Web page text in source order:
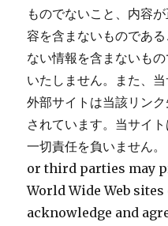
ものでないこと、内容
容を含まないものであ
ない情報を含まないも
いたしません。また、
外部サイトは当該リン
されています。当サイ
一切責任を負いません
or third parties may
World Wide Web
acknowledge and